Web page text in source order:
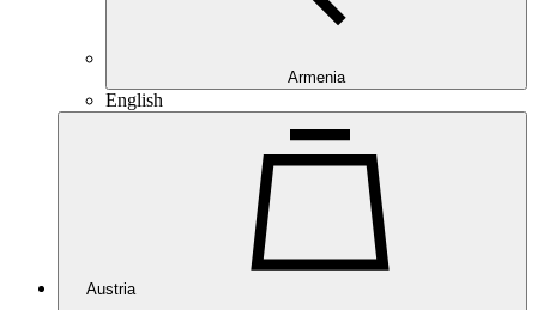
Armenia
English
Austria